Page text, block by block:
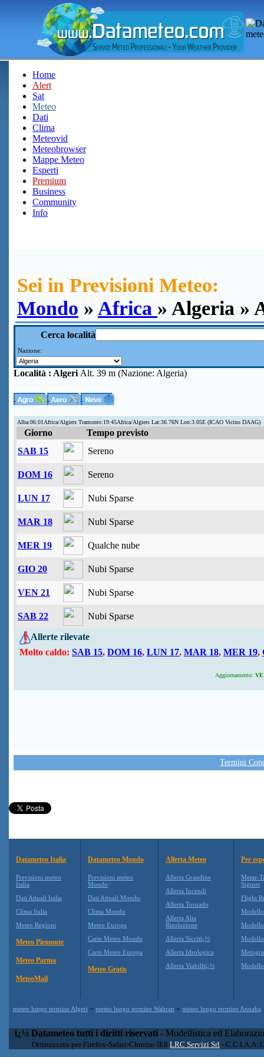
Home
Alert
Sat
Meteo
Dati
Clima
Meteovid
Meteobrowser
Mappe Meteo
Esperti
Premium
Business
Community
Info
Sei in Previsioni Meteo:
Mondo » Africa » Algeria »
Cerca località
Nazione:
Località : Algeri Alt. 39 m (Nazione: Algeria)
Alba:06:01Africa/Algiers Tramonto:19:45Africa/Algiers Lat:36.76N Lon:3.05E (ICAO Vicino DAAG)
Giorno
Tempo previsto
SAB 15
Sereno
DOM 16 Sereno
LUN 17 Nubi Sparse
MAR 18 Nubi Sparse
MER 19 Qualche nube
GIO 20 Nubi Sparse
VEN 21 Nubi Sparse
SAB 22 Nubi Sparse
Allerte rilevate
Molto caldo: SAB 15, DOM 16, LUN 17, MAR 18, MER 19,
Aggiornamento:
Termini
Datameteo Italia
Previsioni meteo
Italia
Dati Attuali Italia
Clima Italia
Meteo Regioni
Meteo Piemonte
Meteo Parma
MeteoMail
Datameteo Mondo
Previsioni meteo
Mondo
Dati Attuali Mondo
Clima Mondo
Meteo Europa
Carte Meteo Mondo
Carte Meteo Europa
Meteo Gratis
Allerta Meteo
Allerta Grandine
Allerta Incendi
Allerta Tornado
Allerta Alta
Risoluzione
Allerta Siccitï¿½
Allerta Idrologica
Allerta Viabilitï¿½
Per
Metar-
Sigmet
Flight
Modello
meteo lungo termine Algeri - meteo lungo termine Wahran - meteo lungo termine Annaba
ï¿½ Datameteo tutti i diritti riservati - Modellistica ed
Ottimizzato per Firefox-Safari-Chrome-IE8 LRC Servizi Srl - C.C.I.A.A.